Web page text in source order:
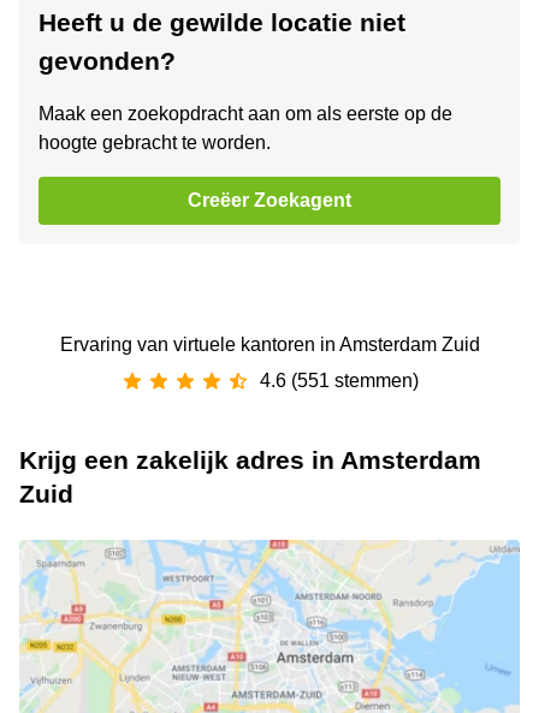
Heeft u de gewilde locatie niet
gevonden?
Maak een zoekopdracht aan om als eerste op de
hoogte gebracht te worden.
Creëer Zoekagent
Ervaring van ‪virtuele kantoren‬ in Amsterdam Zuid
4.6 (551 stemmen)
Krijg een zakelijk adres in Amsterdam
Zuid